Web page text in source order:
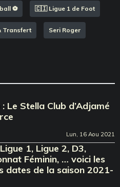
⚽️ 🇨🇮 Ligue 1 de Foot
Transfert Seri Roger
Le Stella Club d’Adjamé
Lun, 16 Aou 2021
1, Ligue 2, D3,
Féminin, … voici les
dates de la saison 2021-